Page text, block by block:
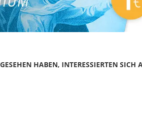
HABEN, INTERESSIERTEN SICH